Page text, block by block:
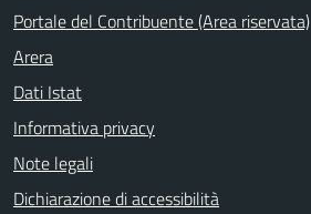
Portale del Contribuente (Area riservata)
Arera
Dati Istat
Informativa privacy
Note legali
Dichiarazione di accessibilità